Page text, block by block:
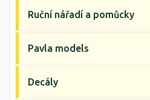
Ruční nářadí a pomůcky
Pavla models
Decály